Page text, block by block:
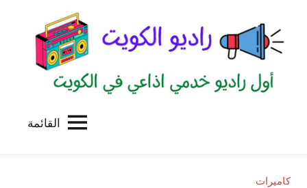
المحتوى
الكويت
للاعلانات
القائمة
كاميرات